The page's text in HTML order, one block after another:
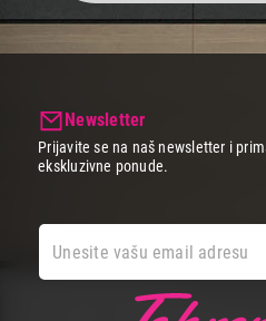
Newsletter
Prijavite se na naš newsletter i
ekskluzivne ponude.